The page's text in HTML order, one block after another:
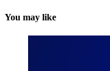
You may like